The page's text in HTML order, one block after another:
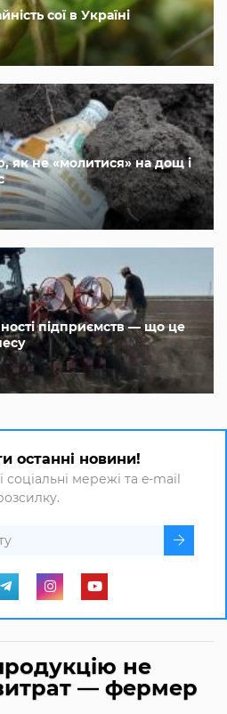
сої в Україні
як не «молитися» на дощ і
підприємств — що це
останні новини!
соціальні мережі та e-mail
не
— фермер